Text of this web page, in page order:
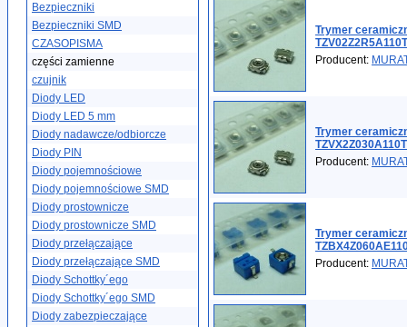
Bezpieczniki
Bezpieczniki SMD
CZASOPISMA
części zamienne
czujnik
Diody LED
Diody LED 5 mm
Diody nadawcze/odbiorcze
Diody PIN
Diody pojemnościowe
Diody pojemnościowe SMD
Diody prostownicze
Diody prostownicze SMD
Diody przełączające
Diody przełączające SMD
Diody Schottky´ego
Diody Schottky´ego SMD
Diody zabezpieczające
Trymer
Producent:
Trymer
Producent:
Trymer
Producent: